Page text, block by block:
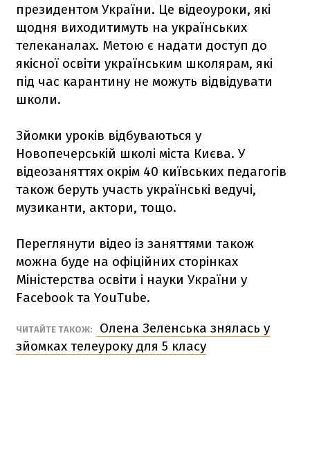
президентом України. Це відеоуроки, які
щодня виходитимуть на українських
телеканалах. Метою є надати доступ до
якісної освіти українським школярам, які
під час карантину не можуть відвідувати
школи.
Зйомки уроків відбуваються у
Новопечерській школі міста Києва. У
відеозаняттях окрім 40 київських педагогів
також беруть участь українські ведучі,
музиканти, актори, тощо.
Переглянути відео із заняттями також
можна буде на офіційних сторінках
Міністерства освіти і науки України у
Facebook та YouTube.
ЧИТАЙТЕ ТАКОЖ:
Олена Зеленська знялась у
зйомках телеуроку для 5 класу